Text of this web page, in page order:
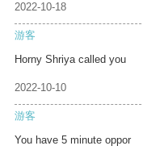
2022-10-18
游客
Horny Shriya called you
2022-10-10
游客
You have 5 minute oppor